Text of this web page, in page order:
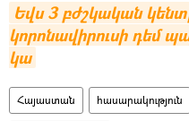
Եվս 3 բժշկական
կորոնավիրուսի դեմ
կա
Հայաստան հասարակություն